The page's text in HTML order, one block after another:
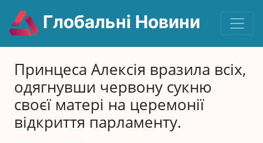
Глобальні Новини
Принцеса Алексія вразила всіх,
одягнувши червону сукню
своєї матері на церемонії
відкриття парламенту.